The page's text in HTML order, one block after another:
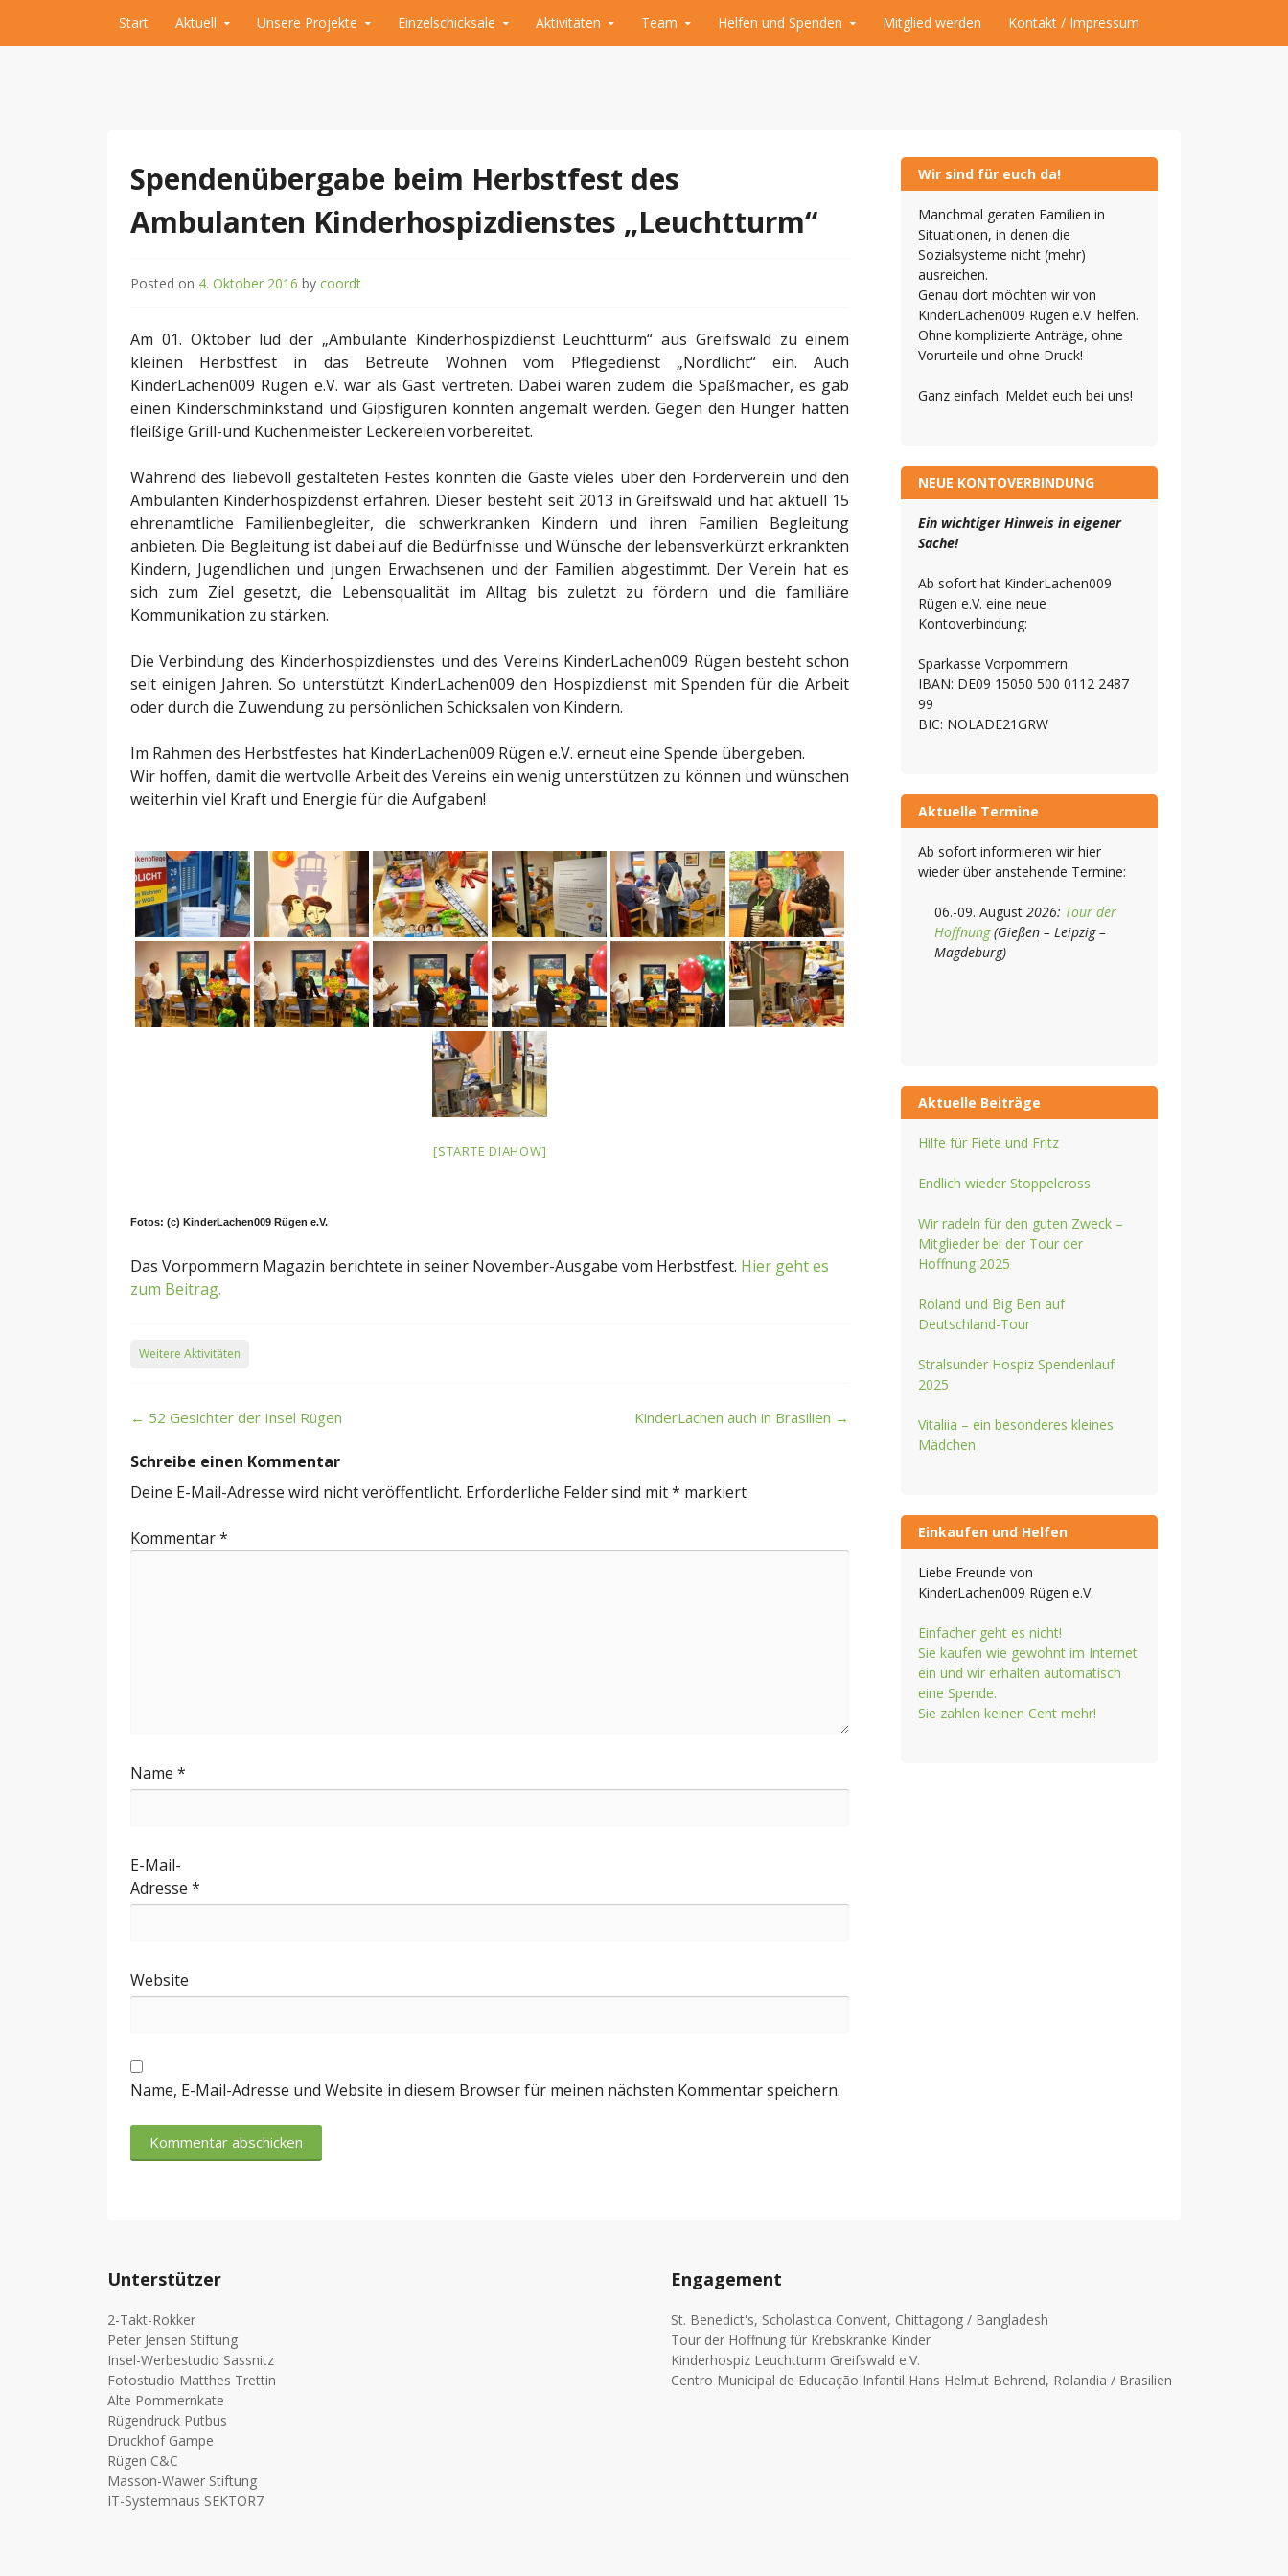
Start Aktuell Unsere Projekte Einzelschicksale Aktivitäten Team Helfen und Spenden Mitglied werden Kontakt / Impressum
Spendenübergabe beim Herbstfest des
Ambulanten Kinderhospizdienstes „Leuchtturm“
Posted on 4. Oktober 2016 by coordt
Am 01. Oktober lud der „Ambulante Kinderhospizdienst Leuchtturm“ aus Greifswald zu einem
kleinen Herbstfest in das Betreute Wohnen vom Pflegedienst „Nordlicht“ ein. Auch
KinderLachen009 Rügen e.V. war als Gast vertreten. Dabei waren zudem die Spaßmacher, es gab
einen Kinderschminkstand und Gipsfiguren konnten angemalt werden. Gegen den Hunger hatten
fleißige Grill-und Kuchenmeister Leckereien vorbereitet.
Während des liebevoll gestalteten Festes konnten die Gäste vieles über den Förderverein und den
Ambulanten Kinderhospizdenst erfahren. Dieser besteht seit 2013 in Greifswald und hat aktuell 15
ehrenamtliche Familienbegleiter, die schwerkranken Kindern und ihren Familien Begleitung
anbieten. Die Begleitung ist dabei auf die Bedürfnisse und Wünsche der lebensverkürzt erkrankten
Kindern, Jugendlichen und jungen Erwachsenen und der Familien abgestimmt. Der Verein hat es
sich zum Ziel gesetzt, die Lebensqualität im Alltag bis zuletzt zu fördern und die familiäre
Kommunikation zu stärken.
Die Verbindung des Kinderhospizdienstes und des Vereins KinderLachen009 Rügen besteht schon
seit einigen Jahren. So unterstützt KinderLachen009 den Hospizdienst mit Spenden für die Arbeit
oder durch die Zuwendung zu persönlichen Schicksalen von Kindern.
Im Rahmen des Herbstfestes hat KinderLachen009 Rügen e.V. erneut eine Spende übergeben.
Wir hoffen, damit die wertvolle Arbeit des Vereins ein wenig unterstützen zu können und wünschen
weiterhin viel Kraft und Energie für die Aufgaben!
[STARTE DIAHOW]
Fotos: (c) KinderLachen009 Rügen e.V.
Das Vorpommern Magazin berichtete in seiner November-Ausgabe vom Herbstfest. Hier geht es
zum Beitrag.
Weitere Aktivitäten
Post
← 52 Gesichter der Insel Rügen KinderLachen auch in Brasilien →
Schreibe einen Kommentar
Deine E-Mail-Adresse wird nicht veröffentlicht. Erforderliche Felder sind mit* markiert
Kommentar*
Name *
E-Mail-
Adresse *
Website
Name, E-Mail-Adresse und Website in diesem Browser für meinen nächsten Kommentar speichern.
Wir sind für euch da!
Manchmal geraten Familien in
Situationen, in denen die
Sozialsysteme nicht (mehr)
ausreichen.
Genau dort möchten wir von
KinderLachen009 Rügen e.V. helfen.
Ohne komplizierte Anträge, ohne
Vorurteile und ohne Druck!
Ganz einfach. Meldet euch bei uns!
NEUE KONTOVERBINDUNG
Ein wichtiger Hinweis in eigener
Sache!
Ab sofort hat KinderLachen009
Rügen e.V. eine neue
Kontoverbindung:
Sparkasse Vorpommern
IBAN: DE09 15050 500 0112 2487
99
BIC: NOLADE21GRW
Aktuelle Termine
Ab sofort informieren wir hier
wieder über anstehende Termine:
06.-09. August 2026: Tour der
Hoffnung(Gießen – Leipzig –
Magdeburg)
Aktuelle Beiträge
Hilfe für Fiete und Fritz
Endlich wieder Stoppelcross
Wir radeln für den guten Zweck –
Mitglieder bei der Tour der
Hoffnung 2025
Roland und Big Ben auf
Deutschland-Tour
Stralsunder Hospiz Spendenlauf
2025
Vitaliia – ein besonderes kleines
Mädchen
Einkaufen und Helfen
Liebe Freunde von
KinderLachen009 Rügen e.V.
Einfacher geht es nicht!
Sie kaufen wie gewohnt im Internet
ein und wir erhalten automatisch
eine Spende.
Sie zahlen keinen Cent mehr!
Unterstützer
2-Takt-Rokker
Peter Jensen Stiftung
Insel-Werbestudio Sassnitz
Fotostudio Matthes Trettin
Alte Pommernkate
Rügendruck Putbus
Druckhof Gampe
Rügen C&C
Masson-Wawer Stiftung
IT-Systemhaus SEKTOR7
Engagement
St. Benedict's, Scholastica Convent, Chittagong / Bangladesh
Tour der Hoffnung für Krebskranke Kinder
Kinderhospiz Leuchtturm Greifswald e.V.
Centro Municipal de Educação Infantil Hans Helmut Behrend, Rolandia / Brasilien